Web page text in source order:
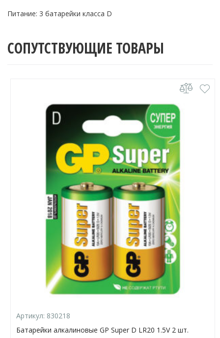
Питание: 3 батарейки класса D
СОПУТСТВУЮЩИЕ ТОВАРЫ
Артикул: 830218
Батарейки алкалиновые GP Super D LR20 1.5V 2 шт.